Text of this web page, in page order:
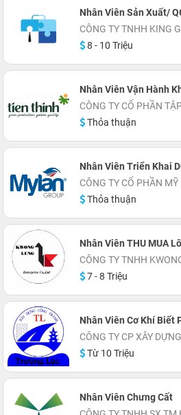
Nhân Viên Sản Xuất/
CÔNG TY TNHH KING
8 - 10 Triệu
Nhân Viên Vận Hành
CÔNG TY CỔ PHẦN
Thỏa thuận
Nhân Viên Triển Khai
CÔNG TY CỔ PHẦN MỸ
Thỏa thuận
Nhân Viên THU MUA
CÔNG TY TNHH
7 - 8 Triệu
Nhân Viên Cơ Khí Biết
CÔNG TY CP XÂY
Từ 10 Triệu
Nhân Viên Chưng Cất